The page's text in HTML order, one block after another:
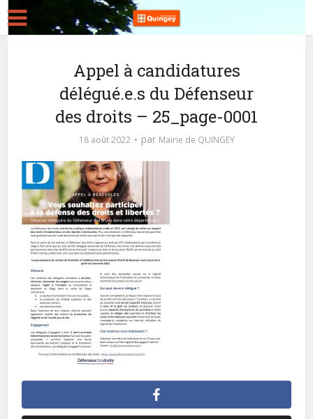
Appel à candidatures
délégué.e.s du Défenseur
des droits – 25_page-0001
18 août 2022 par Mairie de QUINGEY